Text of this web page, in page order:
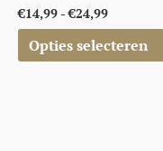
€14,99 - €24,99
Opties selecteren